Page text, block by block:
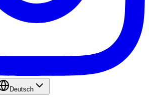
Deutsch